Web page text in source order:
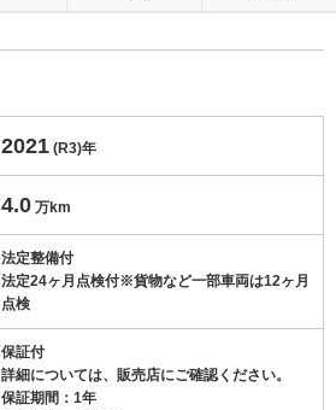
2021 (R3)年
4.0 万km
法定整備付
法定24ヶ月点検付※貨物など一部車両は12ヶ月
点検
保証付
詳細については、販売店にご確認ください。
保証期間：1年